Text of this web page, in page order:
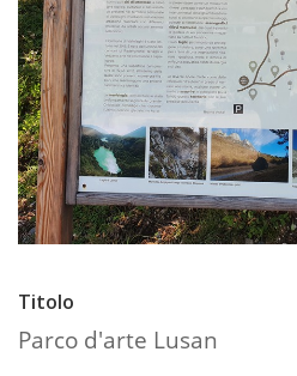
Titolo
Parco d'arte Lusan